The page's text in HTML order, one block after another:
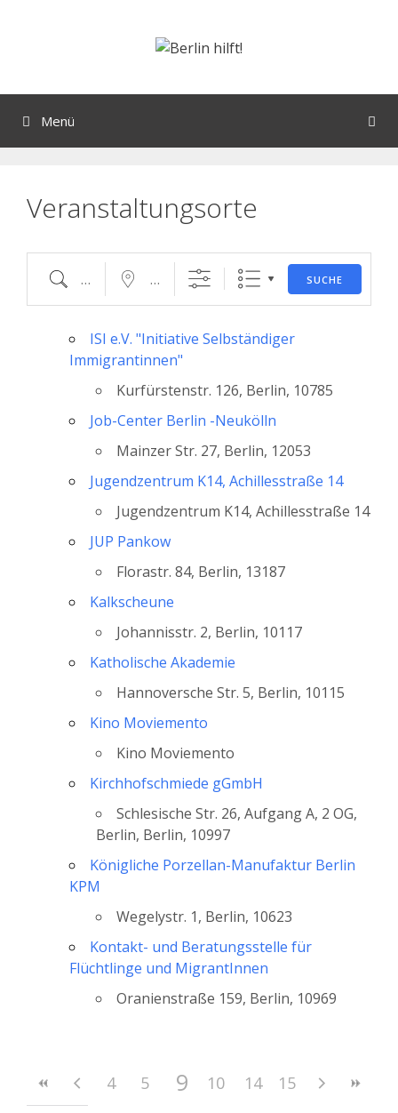
Menü
Veranstaltungsorte
SUCHE
ISI e.V. "Initiative Selbständiger
Immigrantinnen"
Kurfürstenstr. 126, Berlin, 10785
Job-Center Berlin -Neukölln
Mainzer Str. 27, Berlin, 12053
Jugendzentrum K14, Achillesstraße 14
Jugendzentrum K14, Achillesstraße 14
JUP Pankow
Florastr. 84, Berlin, 13187
Kalkscheune
Johannisstr. 2, Berlin, 10117
Katholische Akademie
Hannoversche Str. 5, Berlin, 10115
Kino Moviemento
Kino Moviemento
Kirchhofschmiede gGmbH
Schlesische Str. 26, Aufgang A, 2 OG,
Berlin, Berlin, 10997
Königliche Porzellan-Manufaktur Berlin
KPM
Wegelystr. 1, Berlin, 10623
Kontakt- und Beratungsstelle für
Flüchtlinge und MigrantInnen
Oranienstraße 159, Berlin, 10969
4 5 6 7 8
9 10 11 12 13
14 15